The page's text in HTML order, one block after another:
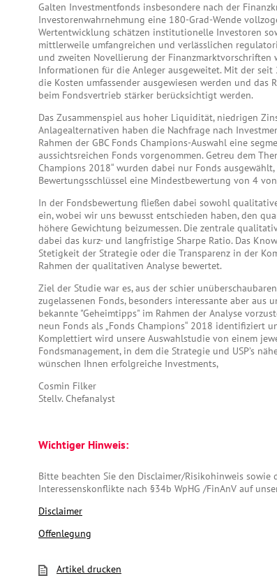
Galten Investmentfonds insbesondere nach der
Investorenwahrnehmung eine 180-Grad-Wende
Wertentwicklung schätzen institutionelle Investoren
mittlerweile umfangreichen und verlässlichen
und zweiten Novellierung der Finanzmarktvorschriften
Informationen für die Anleger ausgeweitet. Mit der
die Kosten umfassender ausgewiesen werden und das
beim Fondsvertrieb stärker berücksichtigt werden.
Das Zusammenspiel aus hoher Liquidität, niedrigen
Anlagealternativen haben die Nachfrage nach
Rahmen der GBC Fonds Champions-Auswahl eine
aussichtsreichen Fonds vorgenommen. Getreu dem
Champions 2018“ wurden dabei nur Fonds
Bewertungsschlüssel eine Mindestbewertung von 4
In der Fondsbewertung fließen dabei sowohl
ein, wobei wir uns bewusst entschieden haben, den
höhere Gewichtung beizumessen. Die zentrale
dabei das kurz- und langfristige Sharpe Ratio. Das
Stetigkeit der Strategie oder die Transparenz in der
Rahmen der qualitativen Analyse bewertet.
Ziel der Studie war es, aus der schier
zugelassenen Fonds, besonders interessante aber aus
bekannte "Geheimtipps" im Rahmen der Analyse
neun Fonds als „Fonds Champions“ 2018 identifiziert
Komplettiert wird unsere Auswahlstudie von einem
Fondsmanagement, in dem die Strategie und USP’s
wünschen Ihnen erfolgreiche Investments,
Cosmin Filker
Stellv. Chefanalyst
Wichtiger Hinweis:
Bitte beachten Sie den Disclaimer/Risikohinweis
Interessenskonflikte nach §34b WpHG /FinAnV auf
Disclaimer
Offenlegung
Artikel drucken